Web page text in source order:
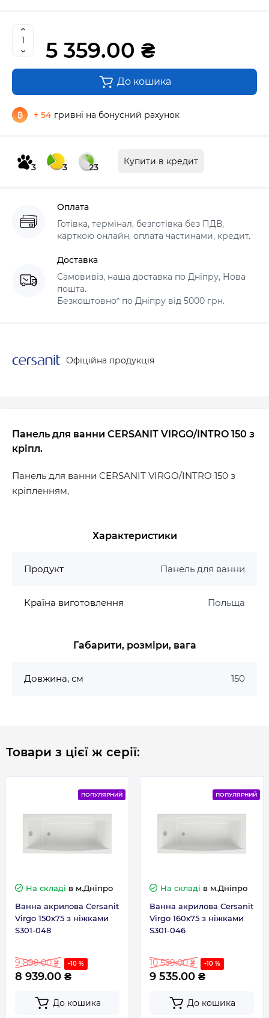
5 359.00 ₴
До кошика
+ 54 гривні на бонусний рахунок
3 3 23
Купити в кредит
Оплата
Готівка, термінал, безготівка без ПДВ,
карткою онлайн, оплата частинами, кредит.
Доставка
Самовивіз, наша доставка по Дніпру, Нова
пошта.
Безкоштовно* по Дніпру від 5000 грн.
Офіційна продукція
Панель для ванни CERSANIT VIRGO/INTRO 150 з
кріпл.
Панель для ванни CERSANIT VIRGO/INTRO 150 з
кріпленням,
Характеристики
Продукт Панель для ванни
Країна виготовлення Польща
Габарити, розміри, вага
Довжина, см 150
Товари з цієї ж серії:
ПОПУЛЯРНИЙ
На складі в м.Дніпро
Ванна акрилова Cersanit
Virgo 150х75 з ніжками
S301-048
9 899.00 ₴ -10 %
8 939.00 ₴
До кошика
ПОПУЛЯРНИЙ
На складі в м.Дніпро
Ванна акрилова Cersanit
Virgo 160х75 з ніжками
S301-046
10 559.00 ₴ -10 %
9 535.00 ₴
До кошика